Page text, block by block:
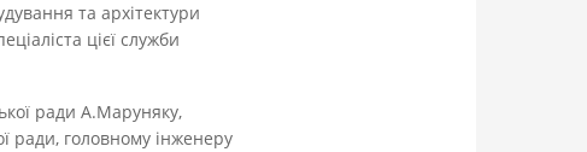
та архітектури
цієї служби
ради А.Маруняку,
ради, головному інженеру